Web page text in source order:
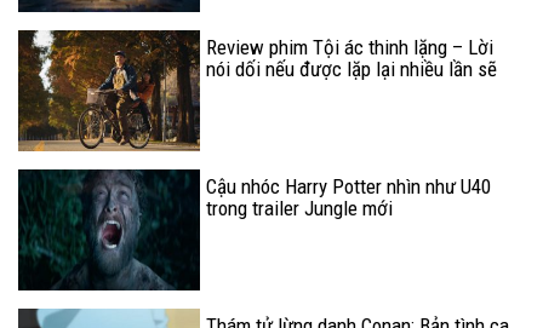
Review phim Tội ác thinh lặng – Lời
nói dối nếu được lặp lại nhiều lần sẽ
Cậu nhóc Harry Potter nhìn như U40
trong trailer Jungle mới